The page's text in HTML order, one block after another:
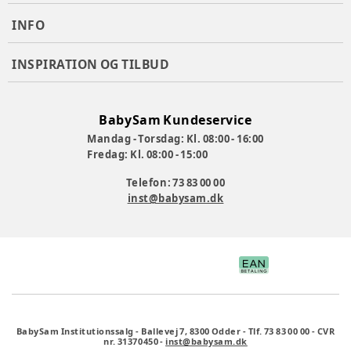
INFO
INSPIRATION OG TILBUD
BabySam Kundeservice
Mandag - Torsdag: Kl. 08:00 - 16:00
Fredag: Kl. 08:00 - 15:00
Telefon: 73 83 00 00
inst@babysam.dk
BabySam Institutionssalg - Ballevej 7, 8300 Odder - Tlf. 73 83 00 00 - CVR
nr. 31370450-inst@babysam.dk